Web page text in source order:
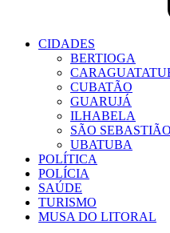
CIDADES
BERTIOGA
CUBATÃO
GUARUJÁ
ILHABELA
SÃO SEBASTIÃO
UBATUBA
POLÍTICA
POLÍCIA
SAÚDE
TURISMO
MUSA DO LITORAL